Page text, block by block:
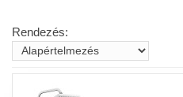
Rendezés: